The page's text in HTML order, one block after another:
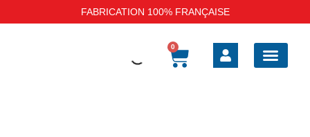
FABRICATION 100% FRANÇAISE
0